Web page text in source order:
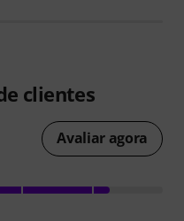
clientes
Avaliar agora